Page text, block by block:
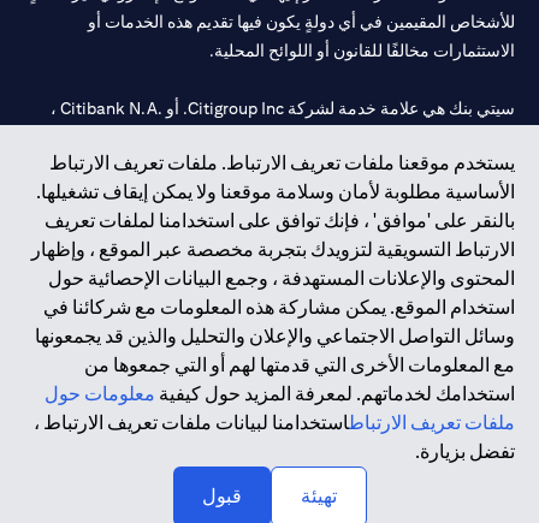
يستخدم موقعنا ملفات تعريف الارتباط. ملفات تعريف الارتباط
الأساسية مطلوبة لأمان وسلامة موقعنا ولا يمكن إيقاف تشغيلها.
بالنقر على 'موافق' ، فإنك توافق على استخدامنا لملفات تعريف
الارتباط التسويقية لتزويدك بتجربة مخصصة عبر الموقع ، وإظهار
المحتوى والإعلانات المستهدفة ، وجمع البيانات الإحصائية حول
استخدام الموقع. يمكن مشاركة هذه المعلومات مع شركائنا في
وسائل التواصل الاجتماعي والإعلان والتحليل والذين قد يجمعونها
مع المعلومات الأخرى التي قدمتها لهم أو التي جمعوها من
استخدامك لخدماتهم. لمعرفة المزيد حول كيفية معلومات حول
ملفات تعريف الارتباطاستخدامنا لبيانات ملفات تعريف الارتباط ،
تفضل بزيارة.
تهيئة
قبول
للأشخاص المقيمين في أي دولةٍ يكون فيها تقديم هذه الخدمات أو
الاستثمارات مخالفًا للقانون أو اللوائح المحلية.
سيتي بنك هي علامة خدمة لشركة Citigroup Inc. أو .Citibank N.A ،
سيتي بنك إن. إيه. الإمارات مسجل لدى مصرف الإمارات المركزي تحت
أرقام التراخيص 202563 لفرع الوصل في دبي، 531989 لفرع مول
الإمارات في دبي، وCN-1002019لفرع أبوظبي. هاتف: 4000 311 04.
فرع سيتي بنك إن إيه - الإمارات العربية المتحدة مرخص من مصرف
الإمارات العربية المتحدة المركزي كفرع لبنك أجنبي.
سيتي بنك إن إيه الإمارات العربية المتحدة مرخص من هيئة الأوراق المالية
والسلع في الإمارات العربية المتحدة ("SCA") للقيام بالنشاط المالي لـ أ)
الاستشارات المالية والتعريف والترويج بموجب ترخيص رقم
20200000097 ب) وسيط تداول في الأسواق الدولية بموجب ترخيص
حقوق الطبع والنشر محفوظة ©2026 سيتي جروب انك.